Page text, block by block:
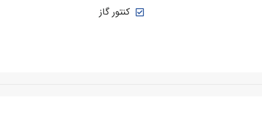
کنتور گاز